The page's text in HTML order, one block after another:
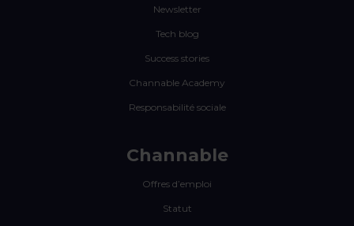
Newsletter
Tech blog
Success stories
Channable Academy
Responsabilité sociale
Channable
Offres d’emploi
Statut